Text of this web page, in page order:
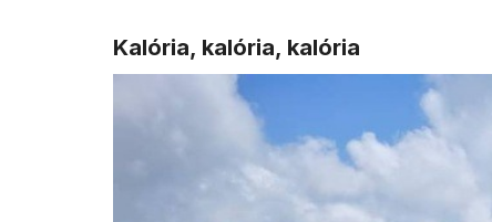
Kalória, kalória, kalória